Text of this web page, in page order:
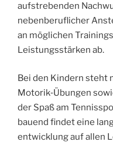
auf­stre­ben­den
neben­be­ruf­li­cher
an möglichen
Leistungsstärken ab.
Bei den Kin­dern steht
Motorik‑Übungen
der Spaß am
bau­end fin­det eine
ent­wick­lung auf allen